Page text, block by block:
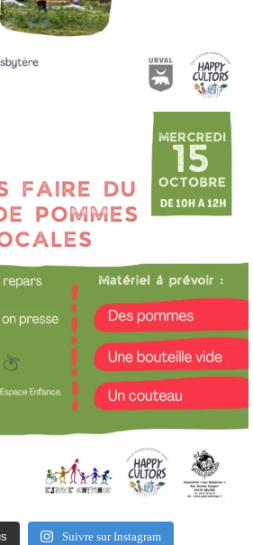
Suivre sur Instagram